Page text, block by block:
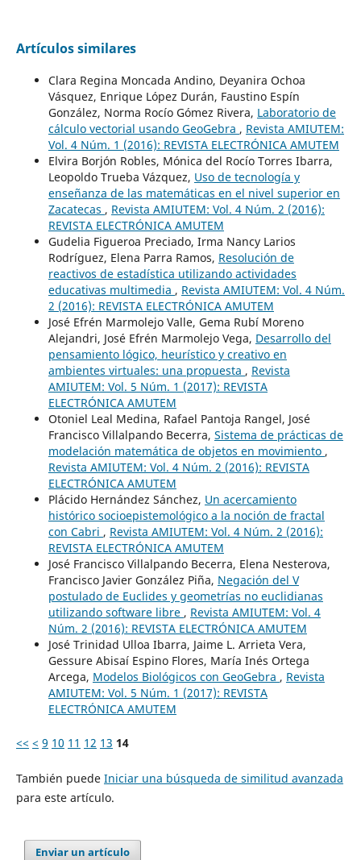
Artículos similares
Clara Regina Moncada Andino, Deyanira Ochoa
Vásquez, Enrique López Durán, Faustino Espín
González, Norma Rocío Gómez Rivera, Laboratorio de
cálculo vectorial usando GeoGebra , Revista AMIUTEM:
Vol. 4 Núm. 1 (2016): REVISTA ELECTRÓNICA AMUTEM
Elvira Borjón Robles, Mónica del Rocío Torres Ibarra,
Leopoldo Trueba Vázquez, Uso de tecnología y
enseñanza de las matemáticas en el nivel superior en
Zacatecas , Revista AMIUTEM: Vol. 4 Núm. 2 (2016):
REVISTA ELECTRÓNICA AMUTEM
Gudelia Figueroa Preciado, Irma Nancy Larios
Rodríguez, Elena Parra Ramos, Resolución de
reactivos de estadística utilizando actividades
educativas multimedia , Revista AMIUTEM: Vol. 4 Núm.
2 (2016): REVISTA ELECTRÓNICA AMUTEM
José Efrén Marmolejo Valle, Gema Rubí Moreno
Alejandri, José Efrén Marmolejo Vega, Desarrollo del
pensamiento lógico, heurístico y creativo en
ambientes virtuales: una propuesta , Revista
AMIUTEM: Vol. 5 Núm. 1 (2017): REVISTA
ELECTRÓNICA AMUTEM
Otoniel Leal Medina, Rafael Pantoja Rangel, José
Francisco Villalpando Becerra, Sistema de prácticas de
modelación matemática de objetos en movimiento ,
Revista AMIUTEM: Vol. 4 Núm. 2 (2016): REVISTA
ELECTRÓNICA AMUTEM
Plácido Hernández Sánchez, Un acercamiento
histórico socioepistemológico a la noción de fractal
con Cabri , Revista AMIUTEM: Vol. 4 Núm. 2 (2016):
REVISTA ELECTRÓNICA AMUTEM
José Francisco Villalpando Becerra, Elena Nesterova,
Francisco Javier González Piña, Negación del V
postulado de Euclides y geometrías no euclidianas
utilizando software libre , Revista AMIUTEM: Vol. 4
Núm. 2 (2016): REVISTA ELECTRÓNICA AMUTEM
José Trinidad Ulloa Ibarra, Jaime L. Arrieta Vera,
Gessure Abisaí Espino Flores, María Inés Ortega
Arcega, Modelos Biológicos con GeoGebra , Revista
AMIUTEM: Vol. 5 Núm. 1 (2017): REVISTA
ELECTRÓNICA AMUTEM
<< < 9 10 11 12 13 14
También puede Iniciar una búsqueda de similitud avanzada
para este artículo.
Enviar un artículo